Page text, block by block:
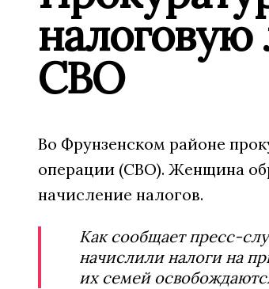
налоговую
СВО
Во Фрунзенском районе
операции (СВО). Женщина
начисление налогов.
Как сообщает пресс-
начислили налоги на
их семей